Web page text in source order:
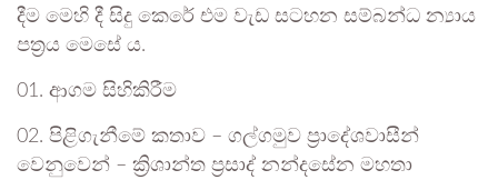
දීම මෙහි දී සිදු කෙරේ එම වැඩ සටහන සම්බන්ධ න්‍යාය
පත්‍රය මෙසේ ය.
01. ආගම සිහිකිරීම
02. පිළිගැනීමේ කතාව – ගල්ගමුව ප්‍රාදේශවාසීන්
වෙනුවෙන් – ක්‍රිශාන්ත ප්‍රසාද් නන්දසේන මහතා